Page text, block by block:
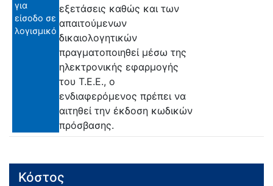
για
είσοδο σε
λογισμικό
εξετάσεις καθώς και των
απαιτούμενων
δικαιολογητικών
πραγματοποιηθεί μέσω της
ηλεκτρονικής εφαρμογής
του Τ.Ε.Ε., ο
ενδιαφερόμενος πρέπει να
αιτηθεί την έκδοση κωδικών
πρόσβασης.
Κόστος